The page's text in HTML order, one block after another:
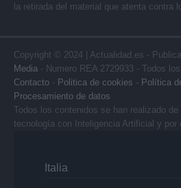
la retirada del material que atenta contra
Copyright © 2024 | Actualidad.es -
Media - Numero REA 2729933 - Todos
Contacto - Politica de cookies - Política
Procesamiento de datos
Todos los contenidos se han realizado
tecnología con Inteligencia Artificial y por
Italia